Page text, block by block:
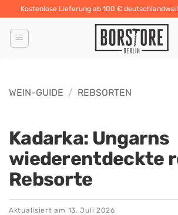
Inhalt
springen
Kostenlose Lieferung ab 100 €
WEIN-GUIDE / REBSORTEN
Kadarka: Ungarns
wiederentdeckte
Rebsorte
Aktualisiert am 13. Juli 2026